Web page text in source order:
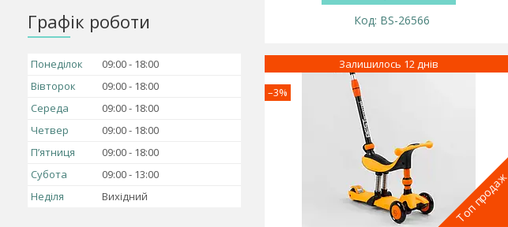
BS-26566
Топ продаж
–3%
Залишилось 12 днів
Графік роботи
Понеділок 09:00
18:00
Вівторок
09:00
18:00
Середа
09:00
18:00
Четвер
09:00
18:00
Пʼятниця
09:00
18:00
Субота
09:00
13:00
Неділя
Вихідний